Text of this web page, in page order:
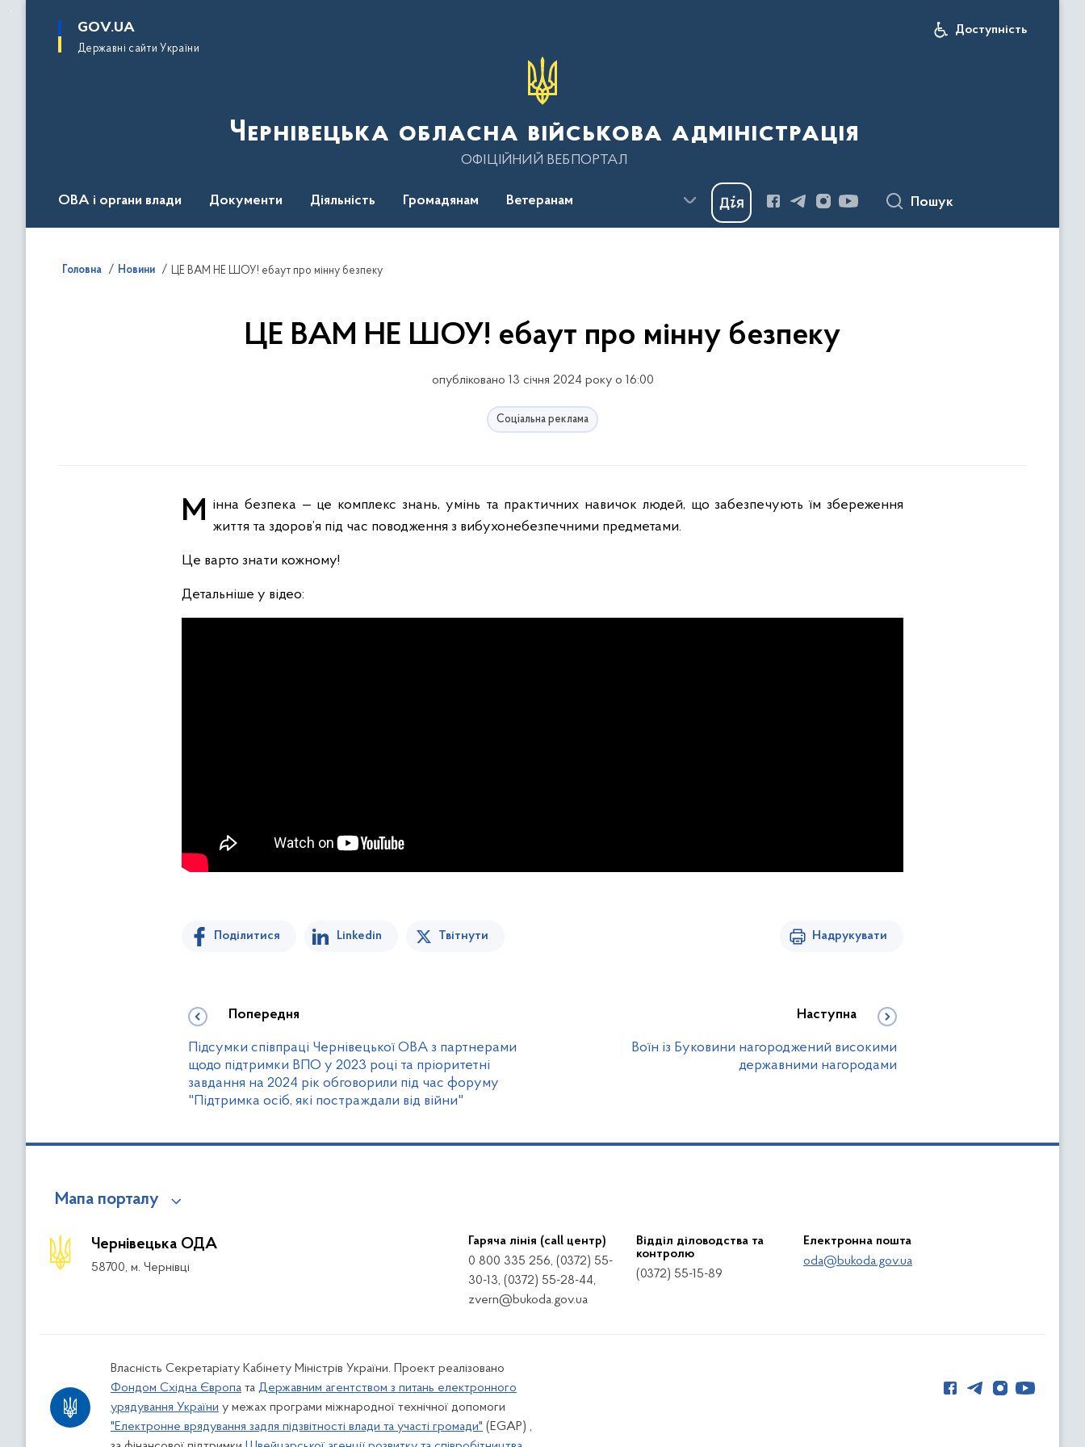
основного
GOV.UA
Державні сайти України
Доступність
Чернівецька обласна військова адміністрація
ОФІЦІЙНИЙ ВЕБПОРТАЛ
ОВА і органи влади Документи Діяльність Громадянам Ветеранам Пошук
Головна Новини ЦЕ ВАМ НЕ ШОУ! ебаут про мінну безпеку
ЦЕ ВАМ НЕ ШОУ! ебаут про мінну безпеку
опубліковано 13 січня 2024 року о 16:00
Соціальна реклама
Мінна безпека — це комплекс знань, умінь та практичних навичок людей, що забезпечують їм збереження життя та здоров’я під час поводження з вибухонебезпечними предметами.
Це варто знати кожному!
Детальніше у відео:
Поділитися Linkedin Твітнути Надрукувати
Попередня
Підсумки співпраці Чернівецької ОВА з партнерами
щодо підтримки ВПО у 2023 році та пріоритетні
завдання на 2024 рік обговорили під час форуму
"Підтримка осіб, які постраждали від війни"
Наступна
Воїн із Буковини нагороджений високими
державними нагородами
Мапа порталу
Чернівецька ОДА
58700, м. Чернівці
Гаряча лінія (call центр)
0 800 335 256, (0372) 55-
30-13, (0372) 55-28-44,
zvern@bukoda.gov.ua
Відділ діловодства та
контролю
(0372) 55-15-89
Електронна пошта
oda@bukoda.gov.ua
Власність Секретаріату Кабінету Міністрів України. Проект реалізовано
Фондом Східна Європа та Державним агентством з питань електронного
урядування України у межах програми міжнародної технічної допомоги
"Електронне врядування задля підзвітності влади та участі громади" (EGAP) ,